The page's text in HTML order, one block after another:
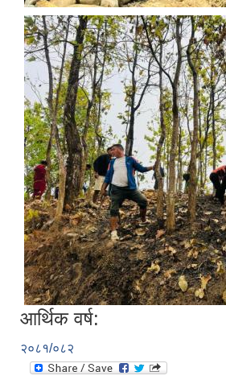
आर्थिक वर्ष:
२०८१/०८२